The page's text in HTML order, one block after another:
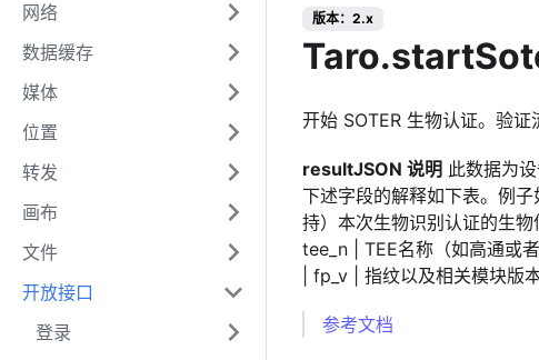
网络
数据缓存
媒体
位置
转发
画布
文件
开放接口
登录
版本：2.x
开始 SOTER 生物认证。验证
resultJSON 说明 此数据为
下述字段的解释如下表。例
持）本次生物识别认证的生
tee_n | TEE名称（如高通或
| fp_v | 指纹以及相关模块
参考文档